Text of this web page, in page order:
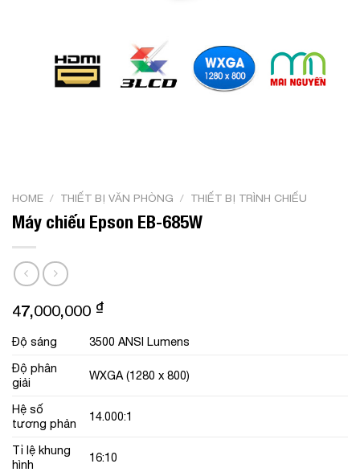
HOME / THIẾT BỊ VĂN PHÒNG / THIẾT BỊ TRÌNH CHIẾU
Máy chiếu Epson EB-685W
47,000,000 ₫
Độ sáng
3500 ANSI Lumens
Độ phân
giải
WXGA (1280 x 800)
Hệ số
tương phản
14.000:1
Tỉ lệ khung
hình
16:10